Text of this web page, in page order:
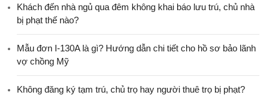
Khách đến nhà ngủ qua đêm không khai báo lưu trú, chủ nhà
bị phạt thế nào?
Mẫu đơn I-130A là gì? Hướng dẫn chi tiết cho hồ sơ bảo lãnh
vợ chồng Mỹ
Không đăng ký tạm trú, chủ trọ hay người thuê trọ bị phạt?